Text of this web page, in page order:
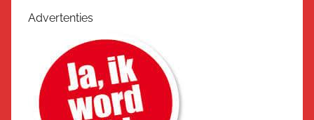
Advertenties